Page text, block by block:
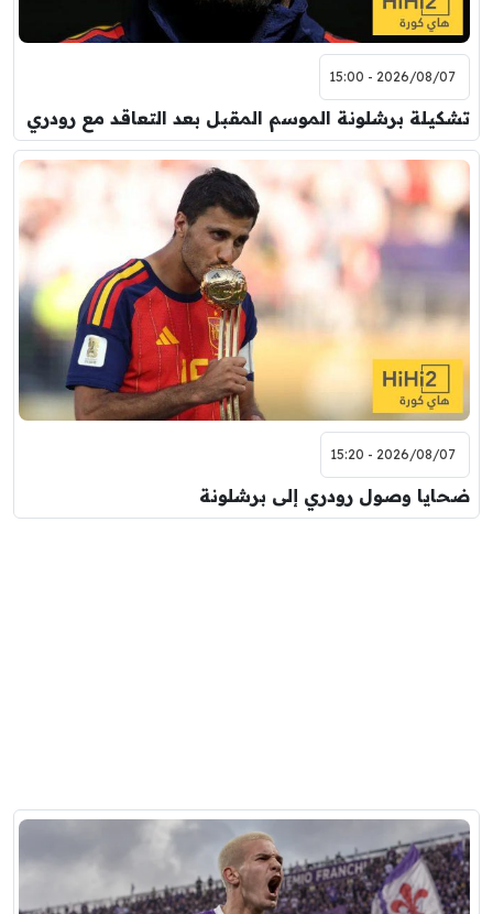
2026/08/07 - 15:00
تشكيلة برشلونة الموسم المقبل بعد التعاقد مع رودري
2026/08/07 - 15:20
ضحايا وصول رودري إلى برشلونة